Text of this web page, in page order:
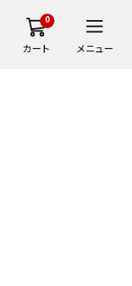
0
カート メニュー